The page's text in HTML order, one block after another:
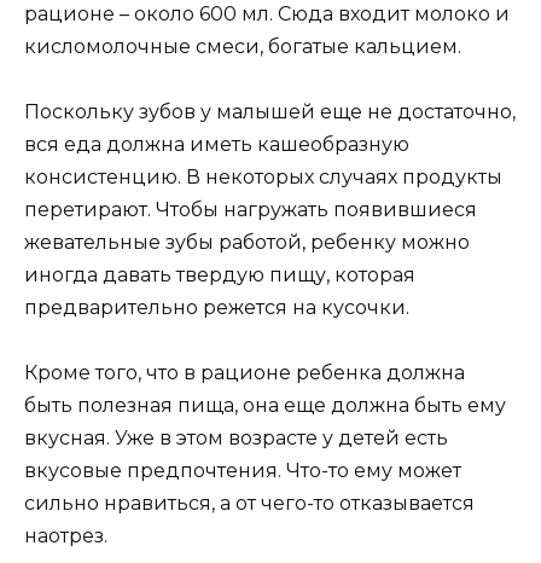
рационе – около 600 мл. Сюда входит молоко и
кисломолочные смеси, богатые кальцием.
Поскольку зубов у малышей еще не достаточно,
вся еда должна иметь кашеобразную
консистенцию. В некоторых случаях продукты
перетирают. Чтобы нагружать появившиеся
жевательные зубы работой, ребенку можно
иногда давать твердую пищу, которая
предварительно режется на кусочки.
Кроме того, что в рационе ребенка должна
быть полезная пища, она еще должна быть ему
вкусная. Уже в этом возрасте у детей есть
вкусовые предпочтения. Что-то ему может
сильно нравиться, а от чего-то отказывается
наотрез.